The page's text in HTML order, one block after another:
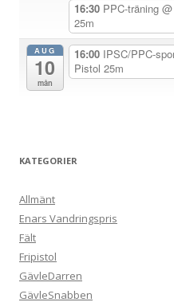
n
16:30 PPC-träning
25m
AUG
10
mån
16:00 IPSC/PPC-
Pistol 25m
KATEGORIER
Allmänt
Enars Vandringspris
Fält
Fripistol
GävleDarren
GävleSnabben